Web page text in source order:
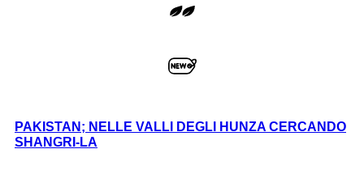
PAKISTAN; NELLE VALLI DEGLI HUNZA CERCANDO
SHANGRI-LA